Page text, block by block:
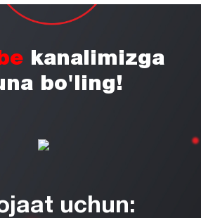
kanalimizga
bo'ling!
uchun: